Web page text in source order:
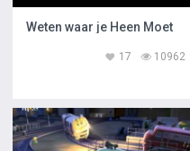
Weten waar je Heen Moet
10962
17